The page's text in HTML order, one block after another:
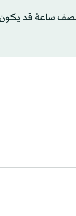
ساعة قد يكون